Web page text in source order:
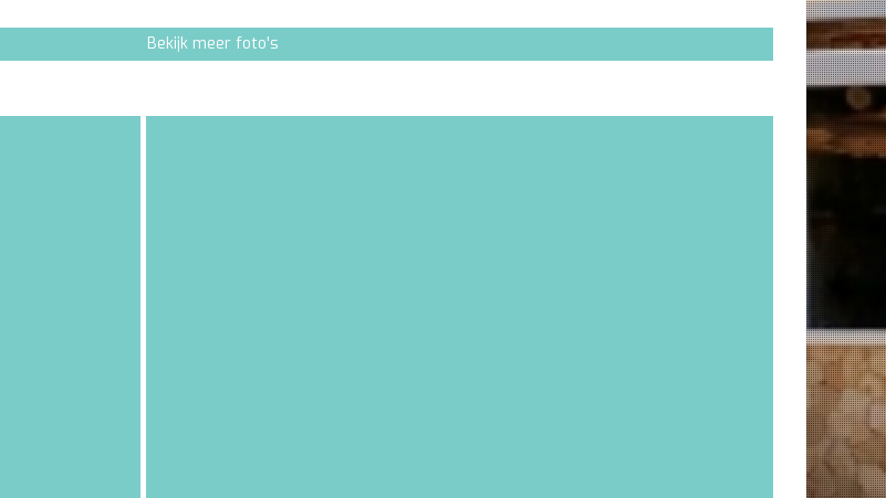
Bekijk meer foto's